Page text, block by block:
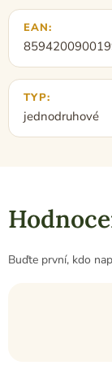
EAN:
TYP:
jednodruhové
Buďte první, kdo